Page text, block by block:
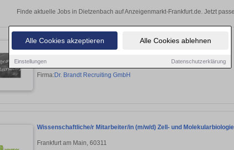
Alle Cookies akzeptieren Alle Cookies ablehnen
Einstellungen Datenschutzerklärung
Finde aktuelle Jobs in Dietzenbach auf Anzeigenmarkt-Frankfurt.de. Jetzt
Schulleitung (m/w/d)
Firma:Dr. Brandt Recruiting GmbH
Wissenschaftliche/r Mitarbeiter/in (m/w/d) Zell- und Molekularbiologie
Frankfurt am Main, 60311